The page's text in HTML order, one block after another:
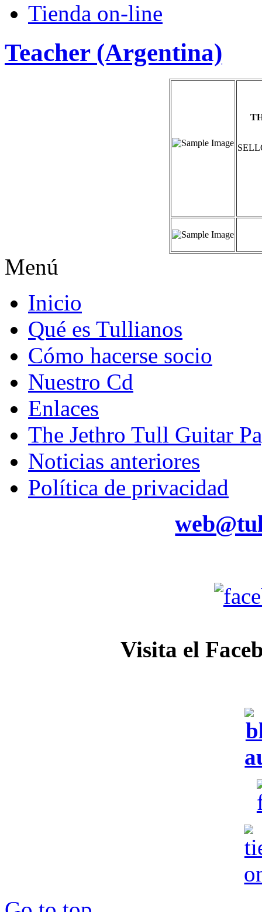
Tienda on-line
Teacher (Argentina)
Menú
Inicio
Qué es Tullianos
Cómo hacerse socio
Nuestro Cd
Enlaces
The Jethro Tull Guitar
Noticias anteriores
Política de privacidad
Visita el